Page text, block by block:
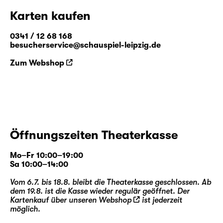
Karten kaufen
0341 / 12 68 168
besucherservice@schauspiel-leipzig.de
Zum Webshop
Öffnungszeiten Theaterkasse
Mo–Fr 10:00–19:00
Sa 10:00–14:00
Vom 6.7. bis 18.8. bleibt die Theaterkasse geschlossen. Ab
dem 19.8. ist die Kasse wieder regulär geöffnet. Der
Kartenkauf über unseren Webshop
ist jederzeit
möglich.